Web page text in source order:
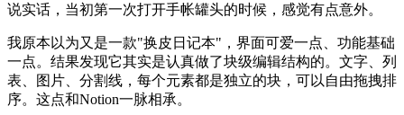
说实话，当初第一次打开手帐罐头的时候，感觉有点意外。
我原本以为又是一款"换皮日记本"，界面可爱一点、功能基础
一点。结果发现它其实是认真做了块级编辑结构的。文字、列
表、图片、分割线，每个元素都是独立的块，可以自由拖拽排
序。这点和Notion一脉相承。